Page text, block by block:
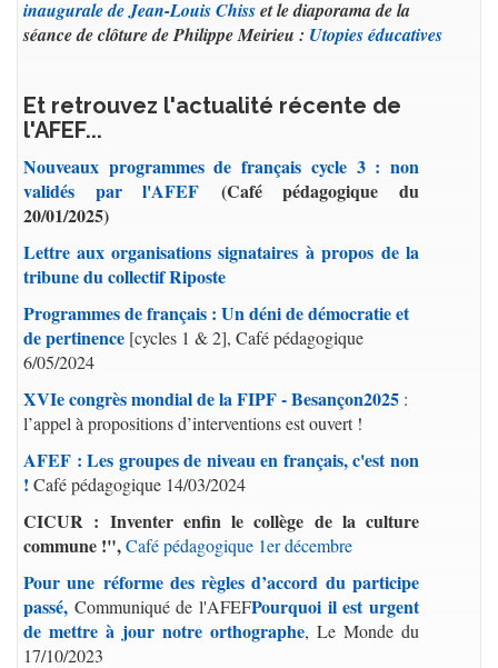
inaugurale de Jean-Louis Chisset le diaporama de la
séance de clôture de Philippe Meirieu : Utopies éducatives
Et retrouvez l'actualité récente de
l'AFEF...
Nouveaux programmes de français cycle 3 : non
validés par l'AFEF (Café pédagogique du
20/01/2025)
Lettre aux organisations signataires à propos de la
tribune du collectif Riposte
Programmes de français : Un déni de démocratie et
de pertinence [cycles 1 & 2], Café pédagogique
6/05/2024
XVIe congrès mondial de la FIPF - Besançon2025 :
l’appel à propositions d’interventions est ouvert !
AFEF : Les groupes de niveau en français, c'est non
! Café pédagogique 14/03/2024
CICUR : Inventer enfin le collège de la culture
commune !",Café pédagogique 1er décembre
Pour une réforme des règles d’accord du participe
passé, Communiqué de l'AFEFPourquoi il est urgent
de mettre à jour notre orthographe, Le Monde du
17/10/2023